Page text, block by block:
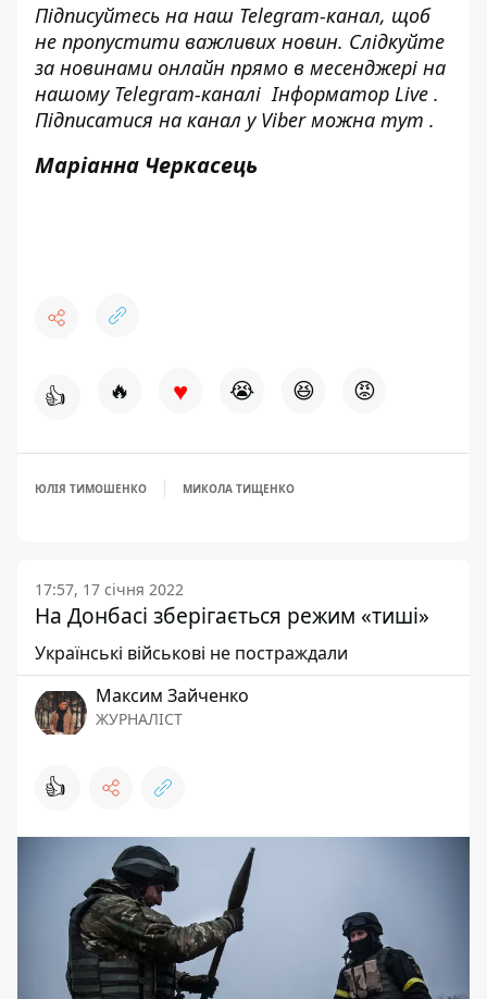
Підписуйтесь на наш Telegram-канал, щоб
не пропустити важливих новин. Слідкуйте
за новинами онлайн прямо в месенджері на
нашому Telegram-каналіІнформатор Live .
Підписатися на канал у Viber можна тут .
Маріанна Черкасець
👍 🔥 ♥ 😭 😆 😡
ЮЛІЯ ТИМОШЕНКО МИКОЛА ТИЩЕНКО
17:57, 17 січня 2022
На Донбасі зберігається режим «тиші»
Українські військові не постраждали
Максим Зайченко
ЖУРНАЛІСТ
👍